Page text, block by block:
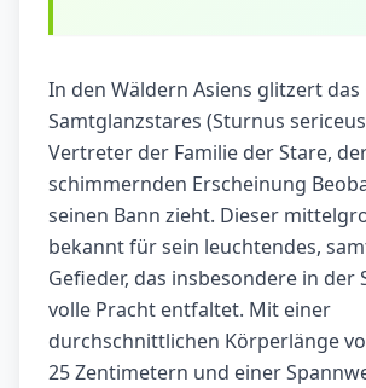
In den Wäldern Asiens glitzert das
Samtglanzstares (Sturnus
Vertreter der Familie der Stare,
schimmernden Erscheinung
seinen Bann zieht. Dieser
bekannt für sein leuchtendes,
Gefieder, das insbesondere in der
volle Pracht entfaltet. Mit einer
durchschnittlichen Körperlänge
25 Zentimetern und einer